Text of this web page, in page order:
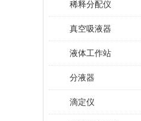
稀释分配仪
真空吸液器
液体工作站
分液器
滴定仪